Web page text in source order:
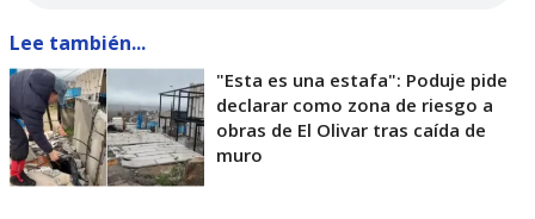
Lee también...
"Esta es una estafa": Poduje pide
declarar como zona de riesgo a
obras de El Olivar tras caída de
muro